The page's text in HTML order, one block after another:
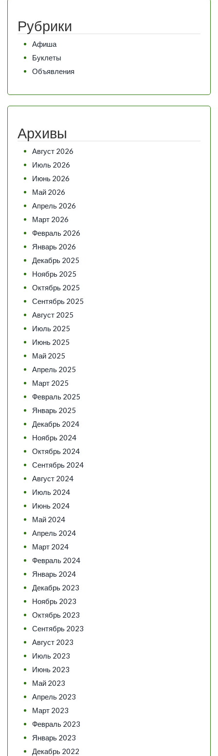
Рубрики
Афиша
Буклеты
Объявления
Архивы
Август 2026
Июль 2026
Июнь 2026
Май 2026
Апрель 2026
Март 2026
Февраль 2026
Январь 2026
Декабрь 2025
Ноябрь 2025
Октябрь 2025
Сентябрь 2025
Август 2025
Июль 2025
Июнь 2025
Май 2025
Апрель 2025
Март 2025
Февраль 2025
Январь 2025
Декабрь 2024
Ноябрь 2024
Октябрь 2024
Сентябрь 2024
Август 2024
Июль 2024
Июнь 2024
Май 2024
Апрель 2024
Март 2024
Февраль 2024
Январь 2024
Декабрь 2023
Ноябрь 2023
Октябрь 2023
Сентябрь 2023
Август 2023
Июль 2023
Июнь 2023
Май 2023
Апрель 2023
Март 2023
Февраль 2023
Январь 2023
Декабрь 2022